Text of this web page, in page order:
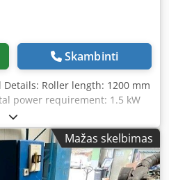
Skambinti
Details: Roller length: 1200 mm
power requirement: 1.5 kW
weight approx.: 2.0 t
1.5 x 0.45 m The following
for sale: - Design: robust
are driven by motor (380V,
are adjustable - Conveyor size:
Mažas skelbimas